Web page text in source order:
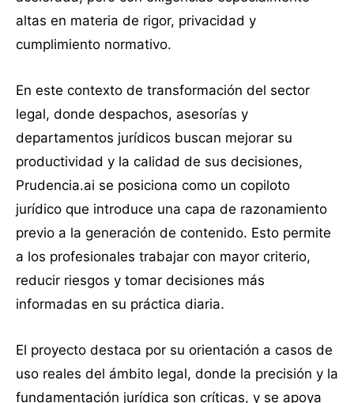
altas en materia de rigor, privacidad y
cumplimiento normativo.
En este contexto de transformación del sector
legal, donde despachos, asesorías y
departamentos jurídicos buscan mejorar su
productividad y la calidad de sus decisiones,
Prudencia.ai se posiciona como un copiloto
jurídico que introduce una capa de razonamiento
previo a la generación de contenido. Esto permite
a los profesionales trabajar con mayor criterio,
reducir riesgos y tomar decisiones más
informadas en su práctica diaria.
El proyecto destaca por su orientación a casos de
uso reales del ámbito legal, donde la precisión y la
fundamentación jurídica son críticas, y se apoya